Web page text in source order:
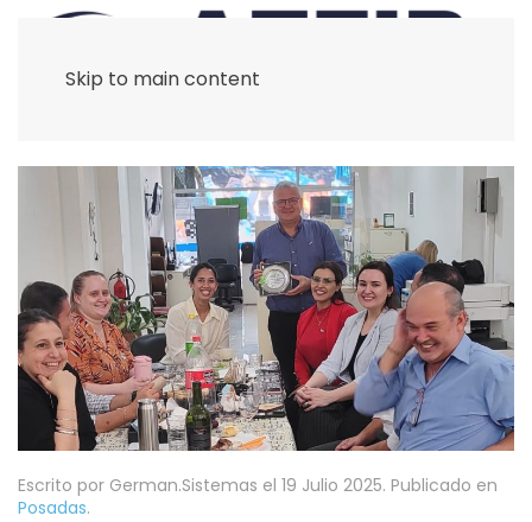
Skip to main content
Escrito por German.Sistemas el 19 Julio 2025. Publicado en
Posadas.